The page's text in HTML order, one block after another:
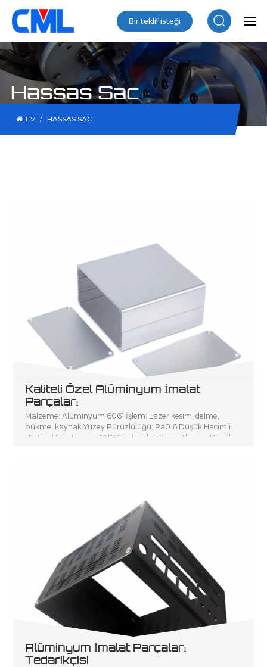
Bir teklif isteği
Hassas Sac
EV / HASSAS SAC
Kaliteli Özel Alüminyum İmalat
Parçaları
Malzeme: Alüminyum 6061 İşlem: Lazer kesim, delme,
bükme, kaynak Yüzey Pürüzlülüğü: Ra0.6 Düşük Hacimli
Üretim Ürün tanımı: CNC Sac İmalat P sanatlarının Düşük
Alüminyum İmalat Parçaları
Tedarikçisi